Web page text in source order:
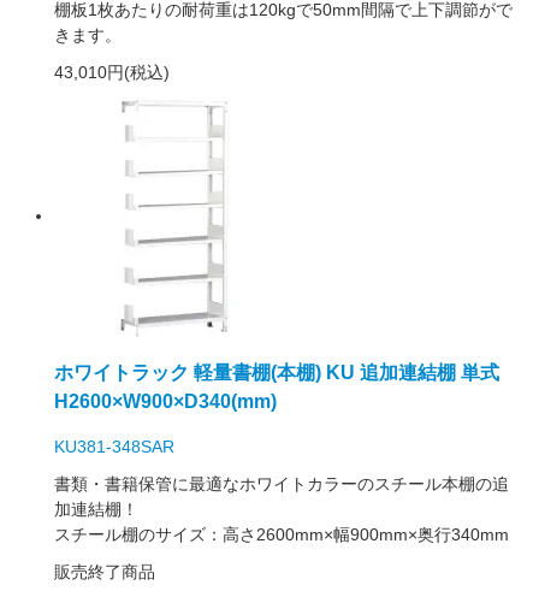
棚板1枚あたりの耐荷重は120kgで50mm間隔で上下調節がで
きます。
43,010円(税込)
ホワイトラック 軽量書棚(本棚) KU 追加連結棚 単式
H2600×W900×D340(mm)
KU381-348SAR
書類・書籍保管に最適なホワイトカラーのスチール本棚の追
加連結棚！
スチール棚のサイズ：高さ2600mm×幅900mm×奥行340mm
販売終了商品